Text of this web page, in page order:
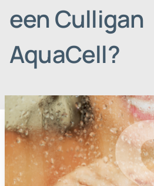
een Culligan
AquaCell?